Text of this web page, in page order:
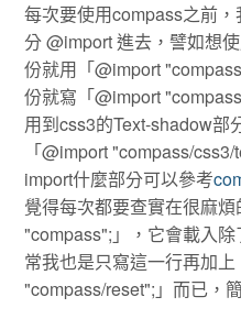
每次要使用compass之前
分 @import 進去，譬如想
份就用「@import
份就寫「@import
用到css3的Text-shadow部
「@import "compass/
import什麼部分可以參考
覺得每次都要查實在很麻
"compass";」，它會載入
常我也是只寫這一行再加
"compass/reset";」而已，